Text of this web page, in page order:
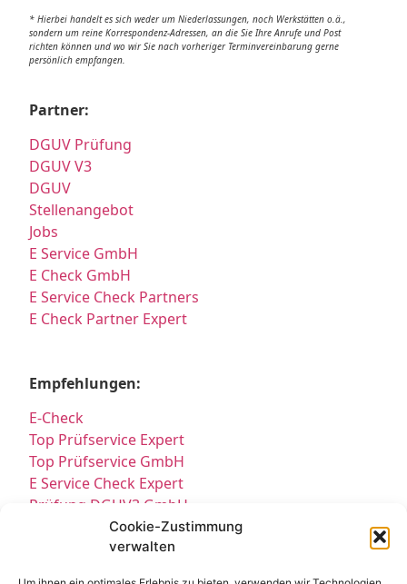
Cookie-Zustimmung
verwalten
* Hierbei handelt es sich weder um Niederlassungen, noch Werkstätten o.ä.,
sondern um reine Korrespondenz-Adressen, an die Sie Ihre Anrufe und Post
richten können und wo wir Sie nach vorheriger Terminvereinbarung gerne
persönlich empfangen.
Partner:
DGUV Prüfung
DGUV V3
DGUV
Stellenangebot
Jobs
E Service GmbH
E Check GmbH
E Service Check Partners
E Check Partner Expert
Empfehlungen:
E-Check
Top Prüfservice Expert
Top Prüfservice GmbH
E Service Check Expert
Prüfung DGUV3 GmbH
Sicherheitsprüfungen Partners
Sicherheitsprüfungen Expert